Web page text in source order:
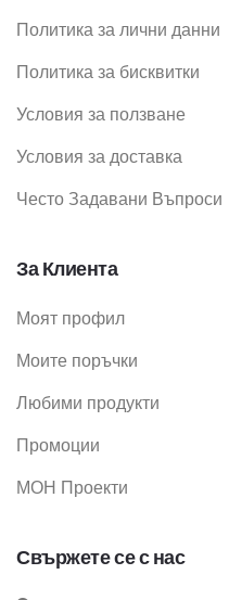
Политика за лични данни
Политика за бисквитки
Условия за ползване
Условия за доставка
Често Задавани Въпроси
За Клиента
Моят профил
Моите поръчки
Любими продукти
Промоции
МОН Проекти
Свържете се с нас